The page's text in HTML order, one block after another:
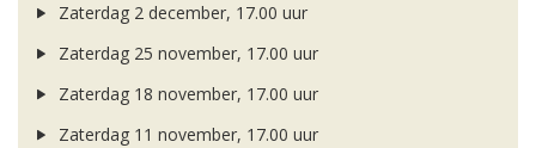
Zaterdag 2 december, 17.00 uur
Zaterdag 25 november, 17.00 uur
Zaterdag 18 november, 17.00 uur
Zaterdag 11 november, 17.00 uur